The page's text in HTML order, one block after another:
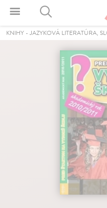
KNIHY - JAZYKOVÁ LITERATÚRA,